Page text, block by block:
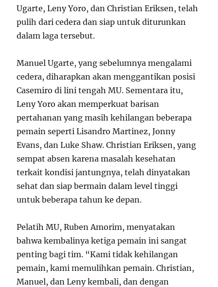
Ugarte, Leny Yoro, dan Christian Eriksen, telah
pulih dari cedera dan siap untuk diturunkan
dalam laga tersebut.
Manuel Ugarte, yang sebelumnya mengalami
cedera, diharapkan akan menggantikan posisi
Casemiro di lini tengah MU. Sementara itu,
Leny Yoro akan memperkuat barisan
pertahanan yang masih kehilangan beberapa
pemain seperti Lisandro Martinez, Jonny
Evans, dan Luke Shaw. Christian Eriksen, yang
sempat absen karena masalah kesehatan
terkait kondisi jantungnya, telah dinyatakan
sehat dan siap bermain dalam level tinggi
untuk beberapa tahun ke depan.
Pelatih MU, Ruben Amorim, menyatakan
bahwa kembalinya ketiga pemain ini sangat
penting bagi tim. “Kami tidak kehilangan
pemain, kami memulihkan pemain. Christian,
Manuel, dan Leny kembali, dan dengan